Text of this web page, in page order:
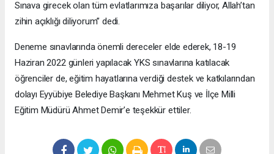
Sınava girecek olan tüm evlatlarımıza başarılar diliyor, Allah’tan
zihin açıklığı diliyorum” dedi.
Deneme sınavlarında önemli dereceler elde ederek, 18-19
Haziran 2022 günleri yapılacak YKS sınavlarına katılacak
öğrenciler de, eğitim hayatlarına verdiği destek ve katkılarından
dolayı Eyyübiye Belediye Başkanı Mehmet Kuş ve İlçe Milli
Eğitim Müdürü Ahmet Demir’e teşekkür ettiler.